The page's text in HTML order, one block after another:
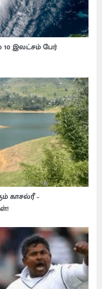
10 இலட்சம் பேர்
காசல்ரீ –